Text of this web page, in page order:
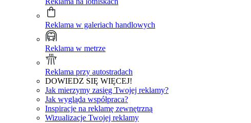
Reklama w galeriach handlowych
Reklama w metrze
Reklama przy autostradach
DOWIEDZ SIĘ WIĘCEJ!
Jak mierzymy zasięg Twojej reklamy?
Jak wygląda współpraca?
Inspiracje na reklamę zewnętrzną
Wizualizacje Twojej reklamy